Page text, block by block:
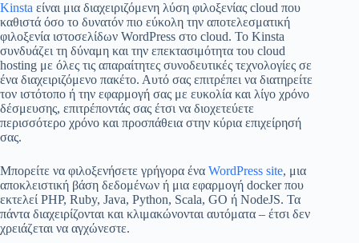
Kinsta είναι μια διαχειριζόμενη λύση φιλοξενίας cloud που
καθιστά όσο το δυνατόν πιο εύκολη την αποτελεσματική
φιλοξενία ιστοσελίδων WordPress στο cloud. Το Kinsta
συνδυάζει τη δύναμη και την επεκτασιμότητα του cloud
hosting με όλες τις απαραίτητες συνοδευτικές τεχνολογίες σε
ένα διαχειριζόμενο πακέτο. Αυτό σας επιτρέπει να διατηρείτε
τον ιστότοπο ή την εφαρμογή σας με ευκολία και λίγο χρόνο
δέσμευσης, επιτρέποντάς σας έτσι να διοχετεύετε
περισσότερο χρόνο και προσπάθεια στην κύρια επιχείρησή
σας.
Μπορείτε να φιλοξενήσετε γρήγορα ένα WordPress site, μια
αποκλειστική βάση δεδομένων ή μια εφαρμογή docker που
εκτελεί PHP, Ruby, Java, Python, Scala, GO ή NodeJS. Τα
πάντα διαχειρίζονται και κλιμακώνονται αυτόματα – έτσι δεν
χρειάζεται να αγχώνεστε.